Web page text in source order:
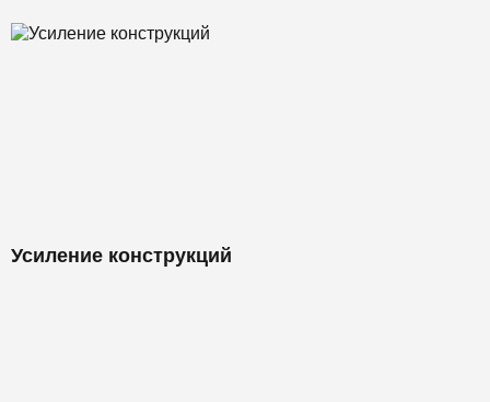
Усиление конструкций